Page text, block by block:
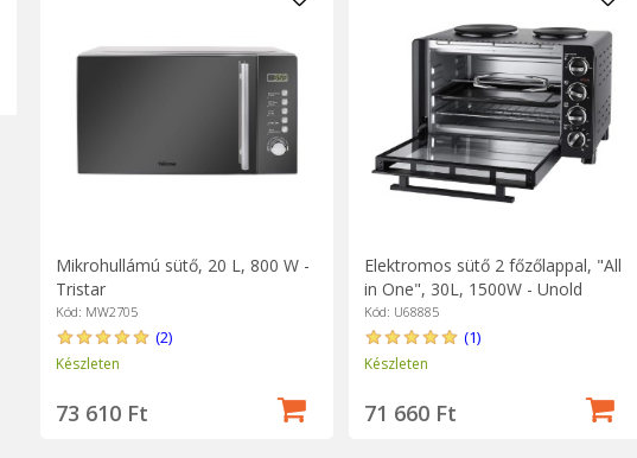
Mikrohullámú sütő, 20 L, 800 W -
Tristar
Kód: MW2705
(2)
Készleten
73 610 Ft
Elektromos sütő 2 főzőlappal, "All
in One", 30L, 1500W - Unold
Kód: U68885
(1)
Készleten
71 660 Ft